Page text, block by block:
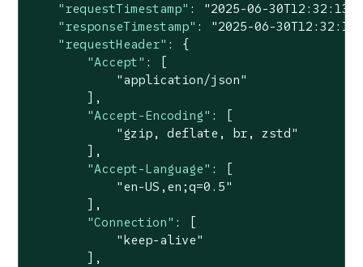
"requestTimestamp" :
"2025-06-30T12:32:13-
"responseTimestamp" :
"2025-06-
"requestHeader" : {
"Accept" : [
"application/json"
        ],
"Accept-Encoding" : [
"gzip, deflate, br, zstd"
        ],
"Accept-Language" : [
"en-US,en;q=0.5"
        ],
"Connection" : [
"keep-alive"
        ],